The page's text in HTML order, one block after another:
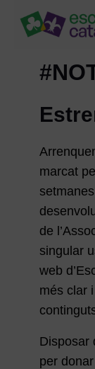
marcat
de
singular
web
més clar
Disposar
per